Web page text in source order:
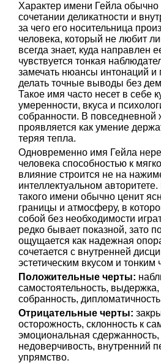
Характер имени Гейла обычно
сочетании деликатности и
за чего его носительница
человека, который не любит
всегда знает, куда направлен
чувствуется тонкая
замечать нюансы интонаций и
делать точные выводы без
Такое имя часто несет в себе
умеренности, вкуса и
собранности. В повседневной
проявляется как умение
теряя тепла.
Одновременно имя Гейла
человека способностью к
влияние строится не на
интеллектуальном
такого имени обычно ценит
границы и атмосферу, в
собой без необходимости
редко бывает показной, зато
ощущается как надежная
сочетается с внутренней
эстетическим вкусом и
Положительные черты:
самостоятельность, выдержка,
собранность,
Отрицательные черты:
осторожность, склонность к
эмоциональная сдержанность,
недоверчивость, внутренний
упрямство.